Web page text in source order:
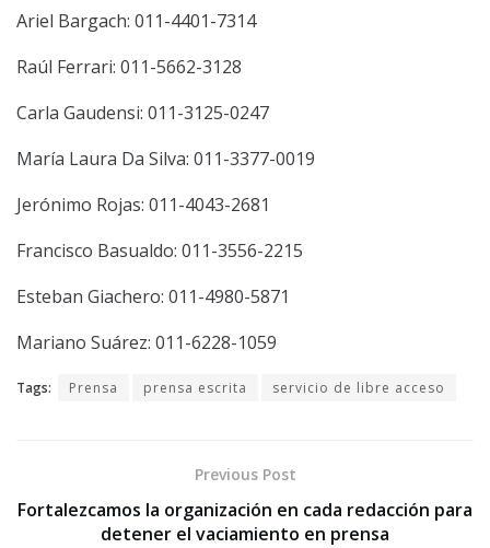
Ariel Bargach: 011-4401-7314
Raúl Ferrari: 011-5662-3128
Carla Gaudensi: 011-3125-0247
María Laura Da Silva: 011-3377-0019
Jerónimo Rojas: 011-4043-2681
Francisco Basualdo: 011-3556-2215
Esteban Giachero: 011-4980-5871
Mariano Suárez: 011-6228-1059
Tags: Prensa prensa escrita servicio de libre acceso
Previous Post
Fortalezcamos la organización en cada redacción para
detener el vaciamiento en prensa